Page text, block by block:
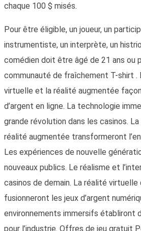
chaque 100 $ misés.
Pour être éligible, un joueur, un
instrumentiste, un interprète, un
comédien doit être âgé de 21 ans ou
communauté de fraîchement T-shirt .
virtuelle et la réalité augmentée
d’argent en ligne. La technologie
grande révolution dans les casinos.
réalité augmentée transformeront
Les expériences de nouvelle
nouveaux publics. Le réalisme et
casinos de demain. La réalité
fusionneront les jeux d’argent
environnements immersifs établiront
pour l’industrie. Offres de jeu gratuit